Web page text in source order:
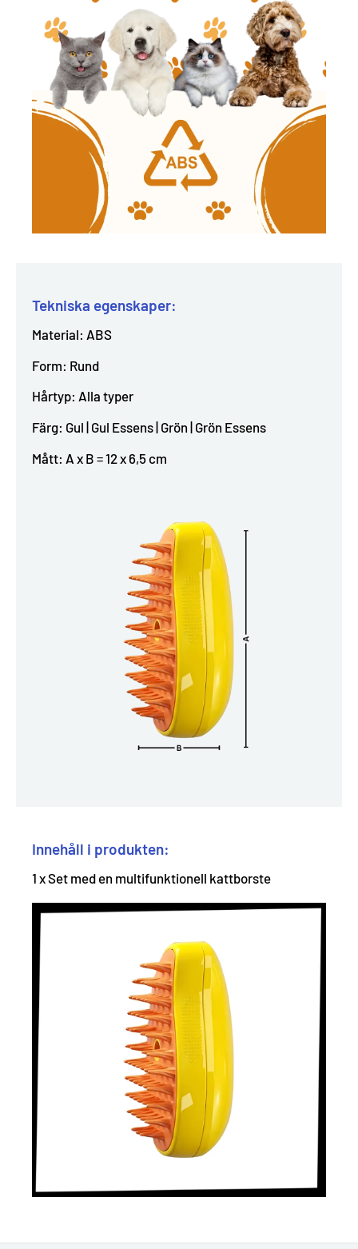
Tekniska egenskaper:
Material: ABS
Form: Rund
Hårtyp: Alla typer
Färg: Gul | Gul Essens | Grön | Grön Essens
Mått: A x B = 12 x 6,5 cm
Innehåll i produkten:
1 x Set med en multifunktionell kattborste